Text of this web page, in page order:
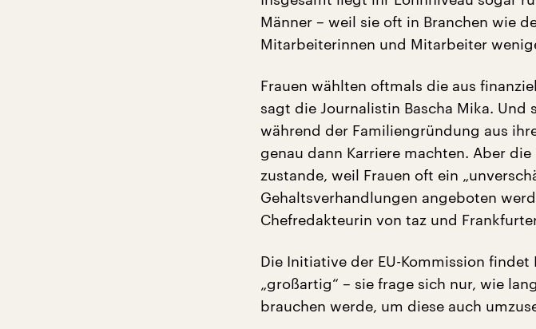
Männer – weil sie oft in Branchen wie
Mitarbeiterinnen und Mitarbeiter
Frauen wählten oftmals die aus
sagt die Journalistin Bascha Mika.
während der Familiengründung aus
genau dann Karriere machten. Aber
zustande, weil Frauen oft ein
Gehaltsverhandlungen angeboten
Chefredakteurin von taz und
Die Initiative der EU-Kommission
„großartig“ – sie frage sich nur, wie
brauchen werde, um diese auch